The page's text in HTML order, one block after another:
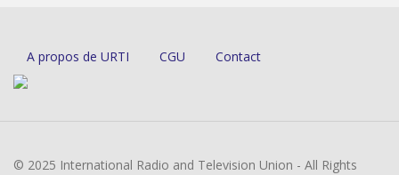
A propos de URTI CGU Contact
© 2025 International Radio and Television Union - All Rights